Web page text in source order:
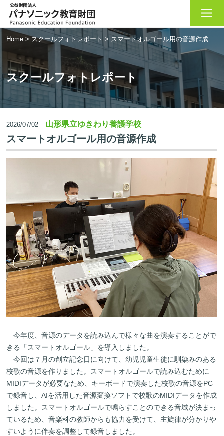
Home > スクールフォトレポート > スマートオルゴール用の音源作成
スクールフォトレポート
2026/07/02 山形県立ゆきわり養護学校
スマートオルゴール用の音源作成
今年度、音源のデータを読み込んで様々な曲を演奏することがで
きる「スマートオルゴール」を導入しました。
今回は７月の創立記念日に向けて、幼児児童生徒に馴染みのある
校歌の音源を作りました。スマートオルゴールで読み込むために
MIDIデータが必要なため、キーボードで演奏した校歌の音源をPC
で録音し、AIを活用した音源変換ソフトで校歌のMIDIデータを作成
しました。スマートオルゴールで鳴らすことのできる音域が決まっ
ているため、音楽科の教師からも協力を受けて、主旋律が分かりや
すいように伴奏を調整して録音しました。